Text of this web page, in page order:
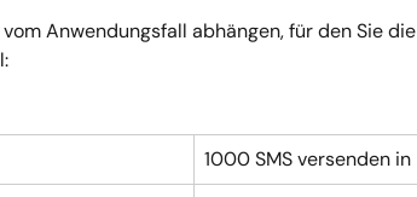
Anwendungsfall abhängen, für den Sie die
1000 SMS versenden in